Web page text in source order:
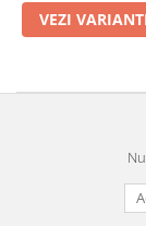
Prosoape din
Sapunuri si
VEZI